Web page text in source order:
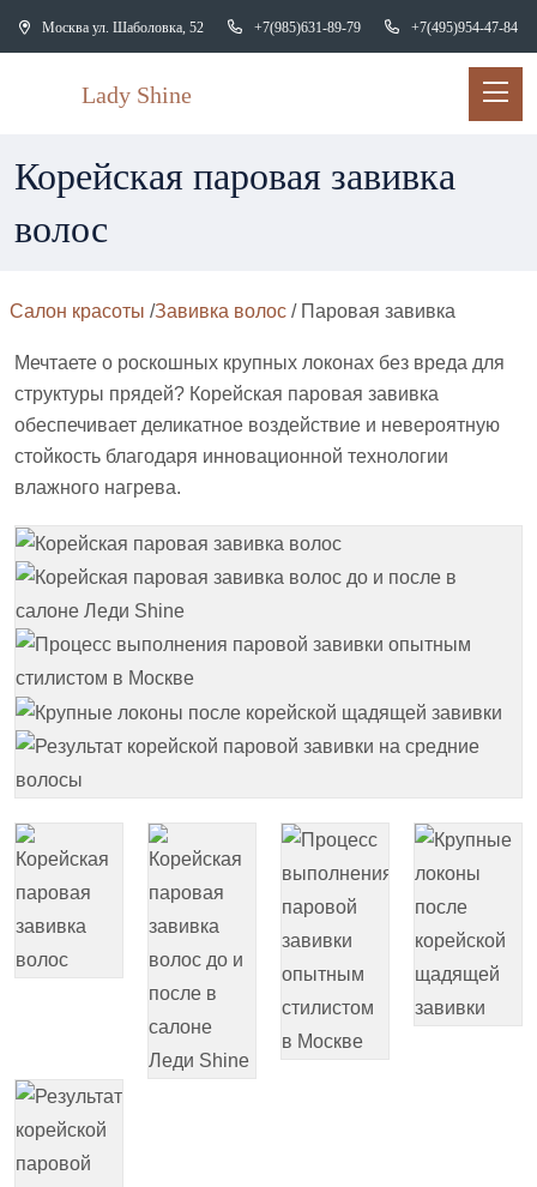
Москва ул. Шаболовка, 52 +7(985)631-89-79 +7(495)954-47-84
Корейская паровая завивка
волос
Салон красоты /Завивка волос /Паровая завивка
Мечтаете о роскошных крупных локонах без вреда для
структуры прядей? Корейская паровая завивка
обеспечивает деликатное воздействие и невероятную
стойкость благодаря инновационной технологии
влажного нагрева.